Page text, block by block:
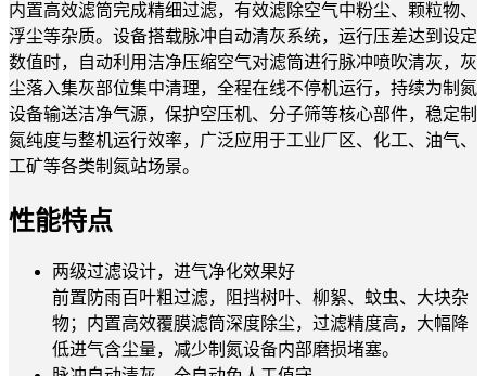
内置高效滤筒完成精细过滤，有效滤除空气中粉尘、颗粒物、
浮尘等杂质。设备搭载脉冲自动清灰系统，运行压差达到设定
数值时，自动利用洁净压缩空气对滤筒进行脉冲喷吹清灰，灰
尘落入集灰部位集中清理，全程在线不停机运行，持续为制氮
设备输送洁净气源，保护空压机、分子筛等核心部件，稳定制
氮纯度与整机运行效率，广泛应用于工业厂区、化工、油气、
工矿等各类制氮站场景。
性能特点
两级过滤设计，进气净化效果好
前置防雨百叶粗过滤，阻挡树叶、柳絮、蚊虫、大块杂
物；内置高效覆膜滤筒深度除尘，过滤精度高，大幅降
低进气含尘量，减少制氮设备内部磨损堵塞。